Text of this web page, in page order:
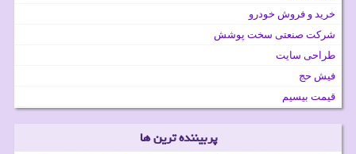
خرید و فروش خودرو
شرکت صنعتی سخت پوشش
طراحی سایت
فیش حج
قیمت بیسیم
پربیننده ترین ها